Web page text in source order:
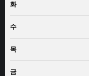
화
수
목
금